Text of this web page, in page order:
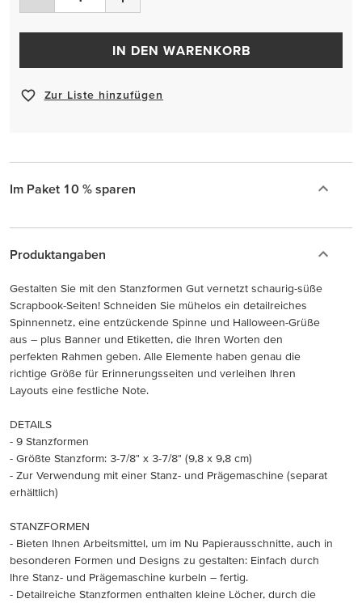
IN DEN WARENKORB
Zur Liste hinzufügen
Im Paket 10 % sparen
Produktangaben
Gestalten Sie mit den Stanzformen Gut vernetzt schaurig-süße
Scrapbook-Seiten! Schneiden Sie mühelos ein detailreiches
Spinnennetz, eine entzückende Spinne und Halloween-Grüße
aus – plus Banner und Etiketten, die Ihren Worten den
perfekten Rahmen geben. Alle Elemente haben genau die
richtige Größe für Erinnerungsseiten und verleihen Ihren
Layouts eine festliche Note.
DETAILS
- 9 Stanzformen
- Größte Stanzform: 3-7/8" x 3-7/8" (9,8 x 9,8 cm)
- Zur Verwendung mit einer Stanz- und Prägemaschine (separat
erhältlich)
STANZFORMEN
- Bieten Ihnen Arbeitsmittel, um im Nu Papierausschnitte, auch in
besonderen Formen und Designs zu gestalten: Einfach durch
Ihre Stanz- und Prägemaschine kurbeln – fertig.
- Detailreiche Stanzformen enthalten kleine Löcher, durch die